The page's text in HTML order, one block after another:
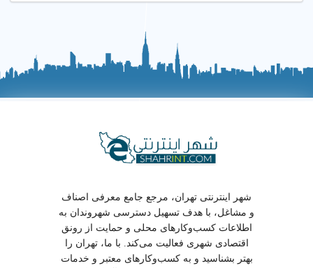
شهر اینترنتی تهران، مرجع جامع معرفی اصناف
و مشاغل، با هدف تسهیل دسترسی شهروندان به
اطلاعات کسب‌وکارهای محلی و حمایت از رونق
اقتصادی شهری فعالیت می‌کند. با ما، تهران را
بهتر بشناسید و به کسب‌وکارهای معتبر و خدمات